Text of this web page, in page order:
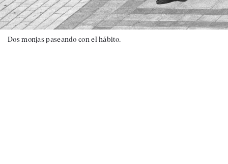
Dos monjas paseando con el hábito.